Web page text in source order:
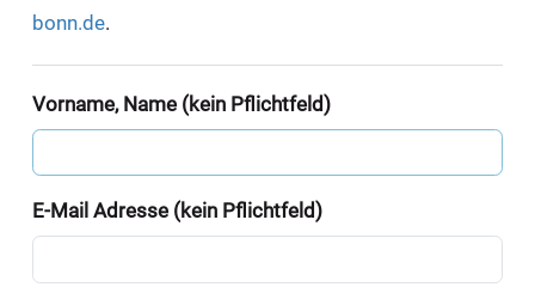
bonn.de.
Vorname, Name (kein Pflichtfeld)
E-Mail Adresse (kein Pflichtfeld)